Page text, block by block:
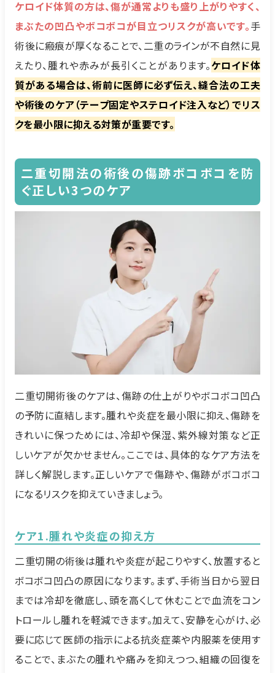
ケロイド体質の方は、傷が通常よりも盛り上がりやすく、
まぶたの凹凸やボコボコが目立つリスクが高いです。手
術後に瘢痕が厚くなることで、二重のラインが不自然に見
えたり、腫れや赤みが長引くことがあります。ケロイド体
質がある場合は、術前に医師に必ず伝え、縫合法の工夫
や術後のケア（テープ固定やステロイド注入など）でリス
クを最小限に抑える対策が重要です。
二重切開法の術後の傷跡ボコボコを防
ぐ正しい3つのケア
二重切開術後のケアは、傷跡の仕上がりやボコボコ凹凸
の予防に直結します。腫れや炎症を最小限に抑え、傷跡を
きれいに保つためには、冷却や保湿、紫外線対策など正
しいケアが欠かせません。ここでは、具体的なケア方法を
詳しく解説します。正しいケアで傷跡や、傷跡がボコボコ
になるリスクを抑えていきましょう。
ケア1.腫れや炎症の抑え方
二重切開の術後は腫れや炎症が起こりやすく、放置すると
ボコボコ凹凸の原因になります。まず、手術当日から翌日
までは冷却を徹底し、頭を高くして休むことで血流をコン
トロールし腫れを軽減できます。加えて、安静を心がけ、必
要に応じて医師の指示による抗炎症薬や内服薬を使用す
ることで、まぶたの腫れや痛みを抑えつつ、組織の回復を